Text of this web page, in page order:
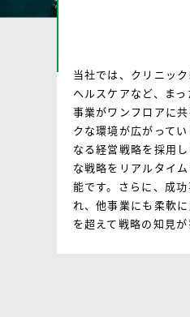
当社では、クリニッ
ヘルスケアなど、ま
事業がワンフロアに
クな環境が広がって
なる経営戦略を採用
な戦略をリアルタイ
能です。さらに、成
れ、他事業にも柔軟
を超えて戦略の知見